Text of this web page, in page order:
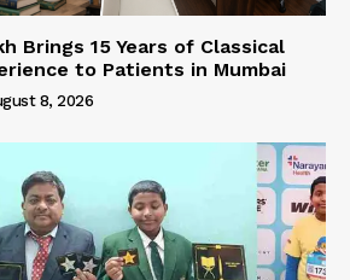
Brings 15 Years of Classical
to Patients in Mumbai
8, 2026